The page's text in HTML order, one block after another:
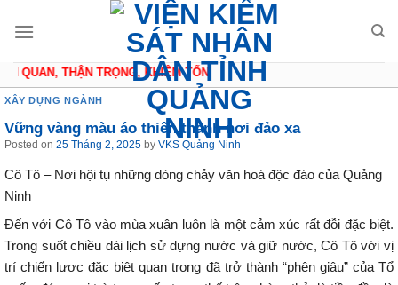
THẬN TRỌNG, KHIÊM TỐN
XÂY DỰNG NGÀNH
Vững vàng màu áo thiên thanh nơi đảo xa
Posted on 25 Tháng 2, 2025 by VKS Quảng Ninh
Cô Tô – Nơi hội tụ những dòng chảy văn hoá độc đáo của Quảng
Ninh
Đến với Cô Tô vào mùa xuân luôn là một cảm xúc rất đỗi đặc biệt.
Trong suốt chiều dài lịch sử dựng nước và giữ nước, Cô Tô với vị
trí chiến lược đặc biệt quan trọng đã trở thành “phên giậu” của Tổ